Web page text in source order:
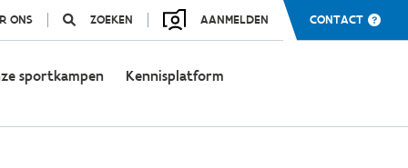
ONS ZOEKEN AANMELDEN CONTACT
sportkampen Kennisplatform